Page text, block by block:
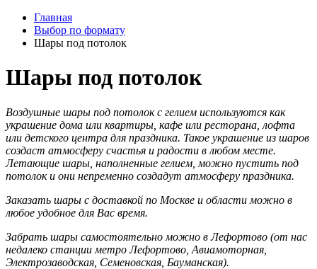
Главная
Выбор по формату
Шары под потолок
Шары под потолок
Воздушные шары под потолок с гелием используются как
украшение дома или квартиры, кафе или ресторана, лофта
или детского центра для праздника. Такое украшение из шаров
создаст атмосферу счастья и радости в любом месте.
Летающие шары, наполненные гелием, можно пустить под
потолок и они непременно создадут атмосферу праздника.
Заказать шары с доставкой по Москве и области можно в
любое удобное для Вас время.
Забрать шары самостоятельно можно в Лефортово (от нас
недалеко станции метро Лефортово, Авиамоторная,
Электрозаводская, Семеновская, Бауманская).